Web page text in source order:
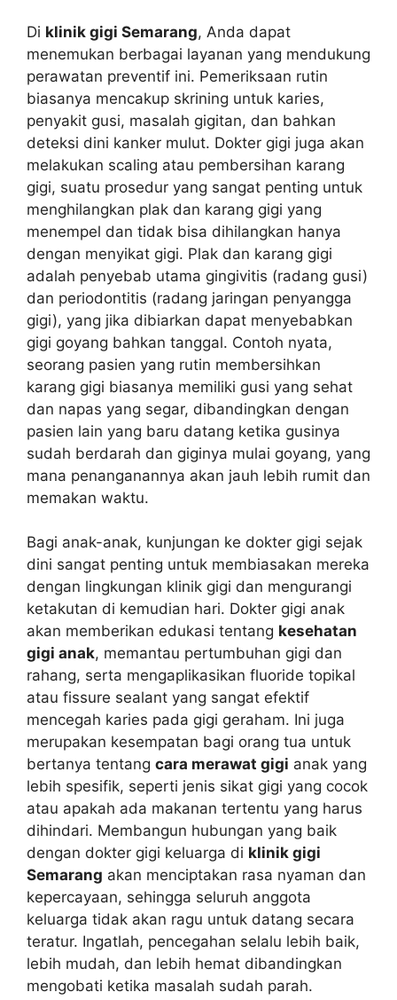
Di klinik gigi Semarang, Anda dapat
menemukan berbagai layanan yang mendukung
perawatan preventif ini. Pemeriksaan rutin
biasanya mencakup skrining untuk karies,
penyakit gusi, masalah gigitan, dan bahkan
deteksi dini kanker mulut. Dokter gigi juga akan
melakukan scaling atau pembersihan karang
gigi, suatu prosedur yang sangat penting untuk
menghilangkan plak dan karang gigi yang
menempel dan tidak bisa dihilangkan hanya
dengan menyikat gigi. Plak dan karang gigi
adalah penyebab utama gingivitis (radang gusi)
dan periodontitis (radang jaringan penyangga
gigi), yang jika dibiarkan dapat menyebabkan
gigi goyang bahkan tanggal. Contoh nyata,
seorang pasien yang rutin membersihkan
karang gigi biasanya memiliki gusi yang sehat
dan napas yang segar, dibandingkan dengan
pasien lain yang baru datang ketika gusinya
sudah berdarah dan giginya mulai goyang, yang
mana penanganannya akan jauh lebih rumit dan
memakan waktu.
Bagi anak-anak, kunjungan ke dokter gigi sejak
dini sangat penting untuk membiasakan mereka
dengan lingkungan klinik gigi dan mengurangi
ketakutan di kemudian hari. Dokter gigi anak
akan memberikan edukasi tentang kesehatan
gigi anak, memantau pertumbuhan gigi dan
rahang, serta mengaplikasikan fluoride topikal
atau fissure sealant yang sangat efektif
mencegah karies pada gigi geraham. Ini juga
merupakan kesempatan bagi orang tua untuk
bertanya tentang cara merawat gigi anak yang
lebih spesifik, seperti jenis sikat gigi yang cocok
atau apakah ada makanan tertentu yang harus
dihindari. Membangun hubungan yang baik
dengan dokter gigi keluarga di klinik gigi
Semarang akan menciptakan rasa nyaman dan
kepercayaan, sehingga seluruh anggota
keluarga tidak akan ragu untuk datang secara
teratur. Ingatlah, pencegahan selalu lebih baik,
lebih mudah, dan lebih hemat dibandingkan
mengobati ketika masalah sudah parah.